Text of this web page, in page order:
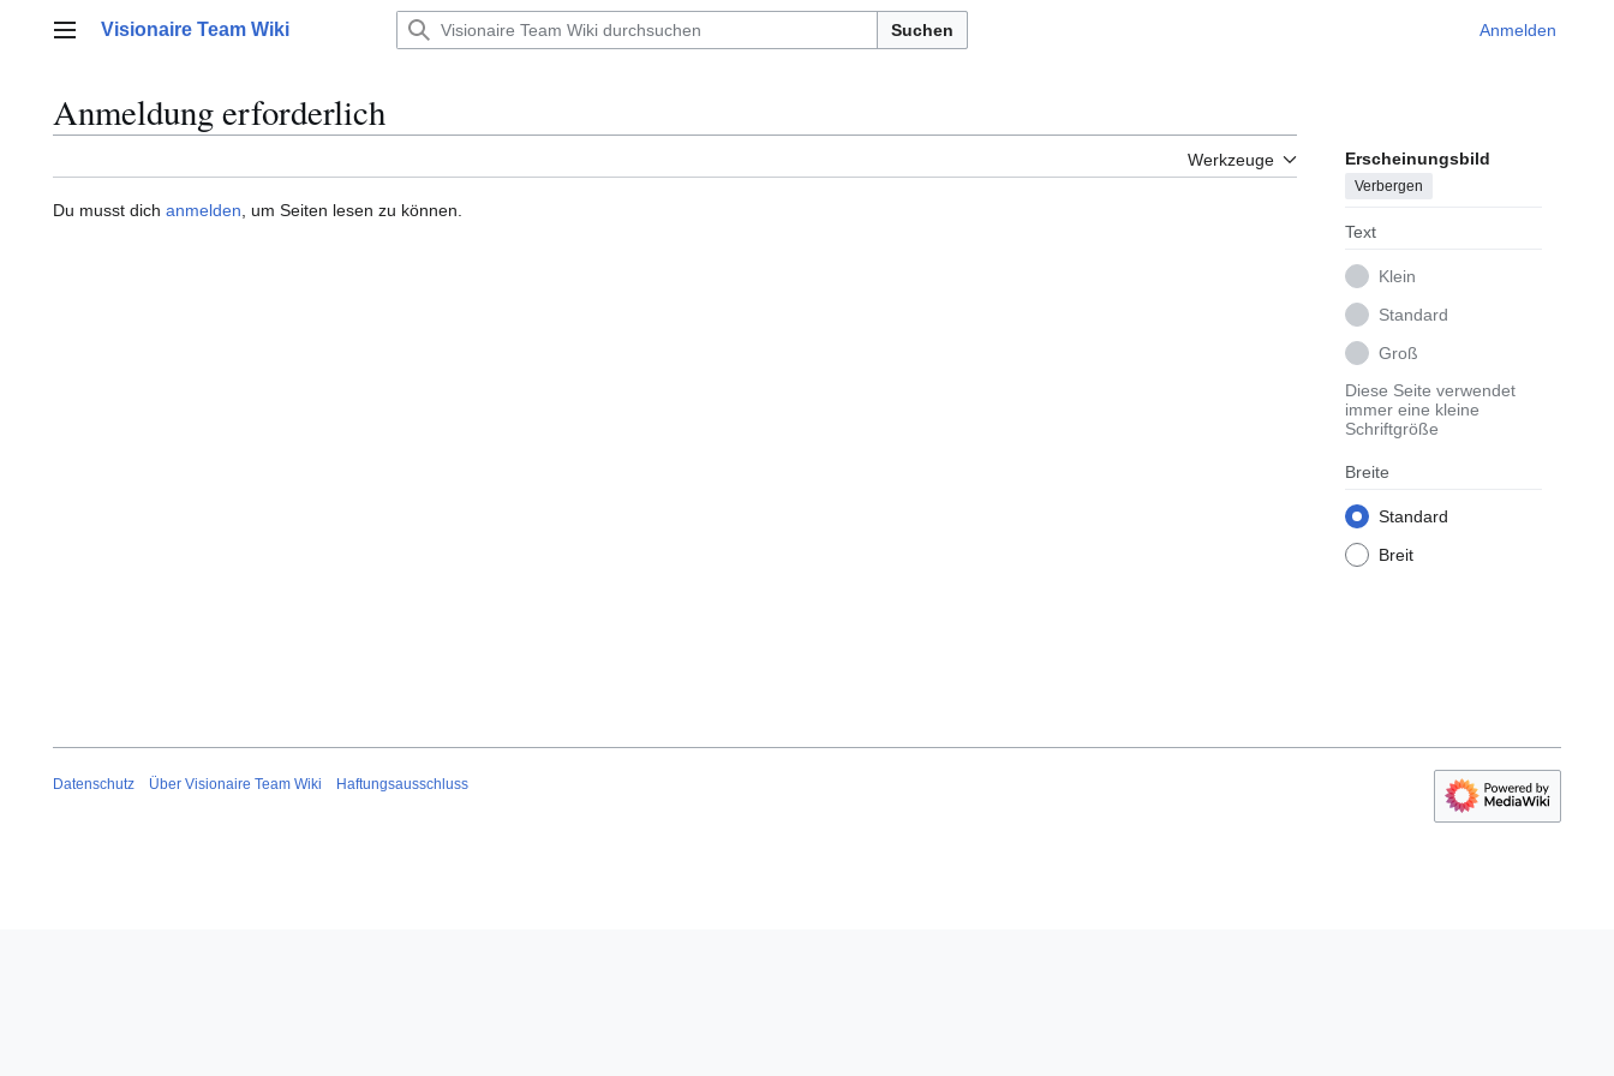
Hauptmenü
Visionaire Team Wiki Suchen Anmelden
Anmeldung erforderlich
Werkzeuge Erscheinungsbild
Verbergen
Text
Klein
Standard
Groß
Diese Seite verwendet
immer eine kleine
Schriftgröße
Breite
Standard
Breit
Du musst dich anmelden , um Seiten lesen zu können.
Datenschutz Über Visionaire Team Wiki Haftungsausschluss